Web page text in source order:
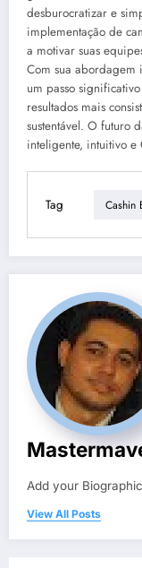
desburocratizar e
implementação de
a motivar suas
Com sua abordagem
um passo
resultados mais
sustentável. O futuro
inteligente, intuitivo e
Tag Cashin
Add your
View All Posts